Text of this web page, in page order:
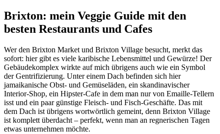
Brixton: mein Veggie Guide mit den
besten Restaurants und Cafes
Wer den Brixton Market und Brixton Village besucht, merkt das
sofort: hier gibt es viele karibische Lebensmittel und Gewürze! Der
Gebäudekomplex wirkte auf mich übrigens auch wie ein Symbol
der Gentrifizierung. Unter einem Dach befinden sich hier
jamaikanische Obst- und Gemüseläden, ein skandinavischer
Interior-Shop, ein Hipster-Cafe in dem man nur von Emaille-Tellern
isst und ein paar günstige Fleisch- und Fisch-Geschäfte. Das mit
dem Dach ist übrigens wortwörtlich gemeint, denn Brixton Village
ist komplett überdacht – perfekt, wenn man an regnerischen Tagen
etwas unternehmen möchte.